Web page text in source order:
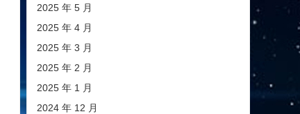
2025 年 5 月
2025 年 4 月
2025 年 3 月
2025 年 2 月
2025 年 1 月
2024 年 12 月